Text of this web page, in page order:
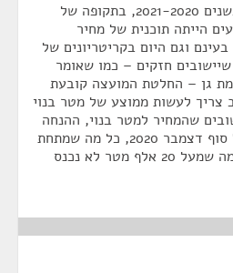
היום, מאז מחיר למשתכן בשנים 2021-2020, בתקופה של
הייתה תוכנית של מחיר
וגם היום בקריטריונים של
חזקים – כמו שאומר
גן – החלטת המועצה קובעת
צריך לעשות ממוצע של מטר בנוי
שהמחיר למטר בנוי, ההנחה
ניתנה לגבי ערכי קרקע של סוף דצמבר 2020, כל מה שמתחת
ל-20 אלף נכנס לפרויקט ומה שמעל 20 אלף מטר לא נכנס